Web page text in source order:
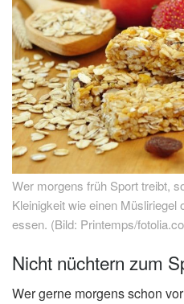
Wer morgens früh Sport treibt,
Kleinigkeit wie einen Müsliriegel
essen. (Bild: Printemps/
Nicht nüchtern zum
Wer gerne morgens schon